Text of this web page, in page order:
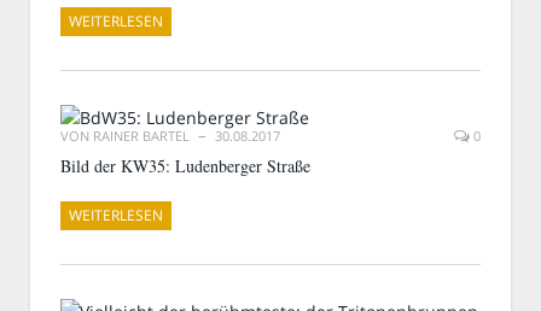
WEITERLESEN
VON RAINER BARTEL 30.08.2017 0
Bild der KW35: Ludenberger Straße
WEITERLESEN